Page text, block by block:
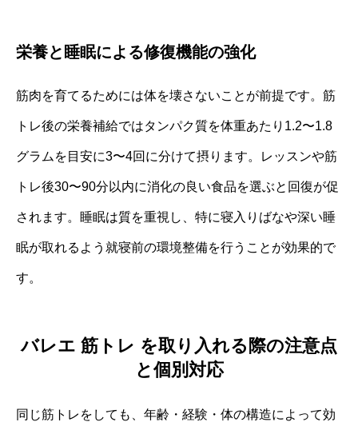
栄養と睡眠による修復機能の強化
筋肉を育てるためには体を壊さないことが前提です。筋
トレ後の栄養補給ではタンパク質を体重あたり1.2〜1.8
グラムを目安に3〜4回に分けて摂ります。レッスンや筋
トレ後30〜90分以内に消化の良い食品を選ぶと回復が促
されます。睡眠は質を重視し、特に寝入りばなや深い睡
眠が取れるよう就寝前の環境整備を行うことが効果的で
す。
バレエ 筋トレ を取り入れる際の注意点
と個別対応
同じ筋トレをしても、年齢・経験・体の構造によって効